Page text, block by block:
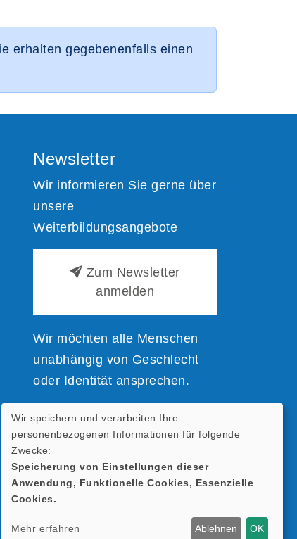
erhalten gegebenenfalls einen
Newsletter
Wir informieren Sie gerne über
unsere
Weiterbildungsangebote
Zum Newsletter
anmelden
Wir möchten alle Menschen
unabhängig von Geschlecht
oder Identität ansprechen.
Zur einfacheren Lesbarkeit
nutzen wir verkürzte
Sprachformen; sie beziehen
sich selbstverständlich auf alle
Geschlechter.
Wir speichern und verarbeiten Ihre
personenbezogenen Informationen für folgende
Zwecke:
Speicherung von Einstellungen dieser
Anwendung, Funktionelle Cookies, Essenzielle
Cookies.
Mehr erfahren Ablehnen OK